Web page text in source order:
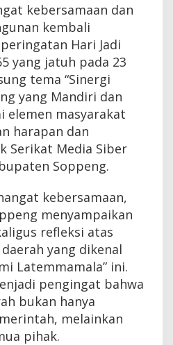
kebersamaan dan
kembali
Hari Jadi
yang jatuh pada 23
tema “Sinergi
yang Mandiri dan
elemen masyarakat
harapan dan
Serikat Media Siber
Soppeng.
kebersamaan,
menyampaikan
refleksi atas
yang dikenal
Latemmamala” ini.
pengingat bahwa
bukan hanya
melainkan
pihak.